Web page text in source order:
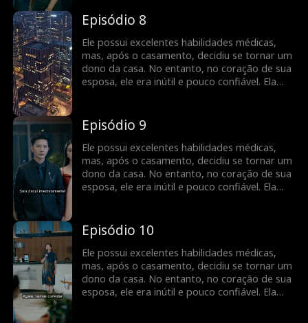
que ele salvasse seu avô e estava disposta a
se casar novamente com ele...
Episódio 8
Ele possui excelentes habilidades médicas,
mas, após o casamento, decidiu se tornar um
dono da casa. No entanto, no coração de sua
esposa, ele era inútil e pouco confiável. Ela
que ele salvasse seu avô e estava disposta a
se casar novamente com ele...
Episódio 9
Ele possui excelentes habilidades médicas,
mas, após o casamento, decidiu se tornar um
dono da casa. No entanto, no coração de sua
esposa, ele era inútil e pouco confiável. Ela
que ele salvasse seu avô e estava disposta a
se casar novamente com ele...
Episódio 10
Ele possui excelentes habilidades médicas,
mas, após o casamento, decidiu se tornar um
dono da casa. No entanto, no coração de sua
esposa, ele era inútil e pouco confiável. Ela